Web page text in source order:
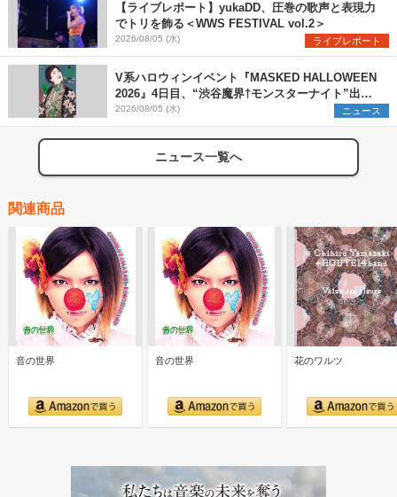
【ライブレポート】yukaDD、圧巻の歌声と表現力
でトリを飾る＜WWS FESTIVAL vol.2＞
2026/08/05 (水) ライブレポート
V系ハロウィンイベント『MASKED HALLOWEEN
2026』4日目、“渋谷魔界†モンスターナイト”出演6
組を発表
2026/08/05 (水) ニュース
ニュース一覧へ
関連商品
音の世界 音の世界 花のワルツ